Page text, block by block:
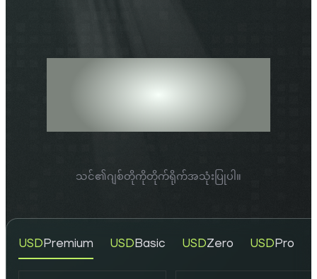
ရွေးချယ်ပါ
COZY CARD
သင်၏ဂျစ်တိုကိုတိုက်ရိုက်အသုံးပြုပါ။
USDPremium USDBasic USDZero USDPro